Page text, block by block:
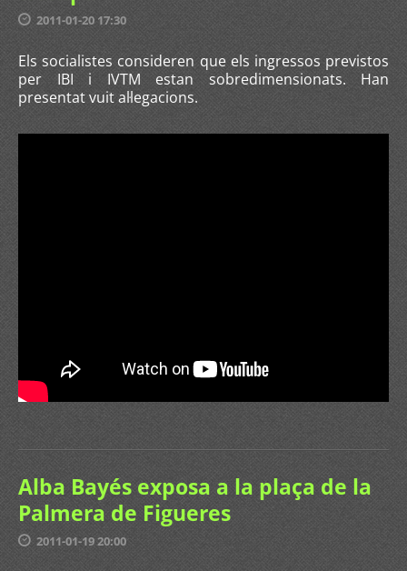
2011-01-20 17:30
Els socialistes consideren que els ingressos previstos
per IBI i IVTM estan sobredimensionats. Han
presentat vuit al·legacions.
Alba Bayés exposa a la plaça de la
Palmera de Figueres
2011-01-19 20:00